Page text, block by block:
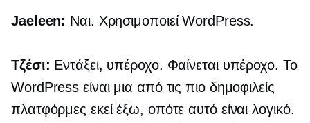
Jaeleen: Ναι. Χρησιμοποιεί WordPress.
Τζέσι: Εντάξει, υπέροχο. Φαίνεται υπέροχο. Το
WordPress είναι μια από τις πιο δημοφιλείς
πλατφόρμες εκεί έξω, οπότε αυτό είναι λογικό.